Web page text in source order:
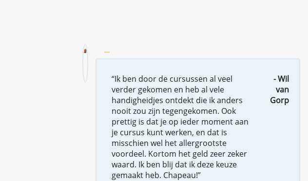
“Ik ben door de cursussen al veel
verder gekomen en heb al vele
handigheidjes ontdekt die ik anders
nooit zou zijn tegengekomen. Ook
prettig is dat je op ieder moment aan
je cursus kunt werken, en dat is
misschien wel het allergrootste
voordeel. Kortom het geld zeer zeker
waard. Ik ben blij dat ik deze keuze
gemaakt heb. Chapeau!”
- Wil
van
Gorp